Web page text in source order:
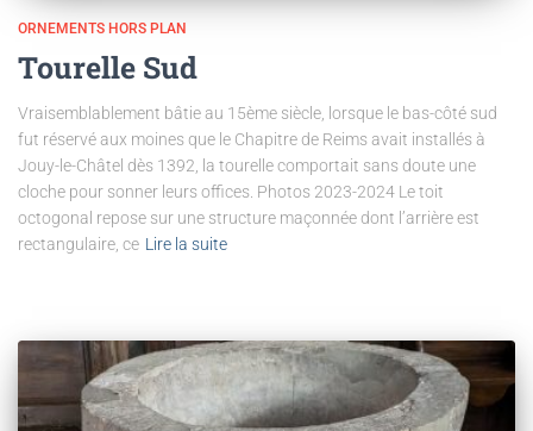
ORNEMENTS HORS PLAN
Tourelle Sud
Vraisemblablement bâtie au 15ème siècle, lorsque le bas-côté sud
fut réservé aux moines que le Chapitre de Reims avait installés à
Jouy-le-Châtel dès 1392, la tourelle comportait sans doute une
cloche pour sonner leurs offices. Photos 2023-2024 Le toit
octogonal repose sur une structure maçonnée dont l’arrière est
rectangulaire, ce Lire la suite